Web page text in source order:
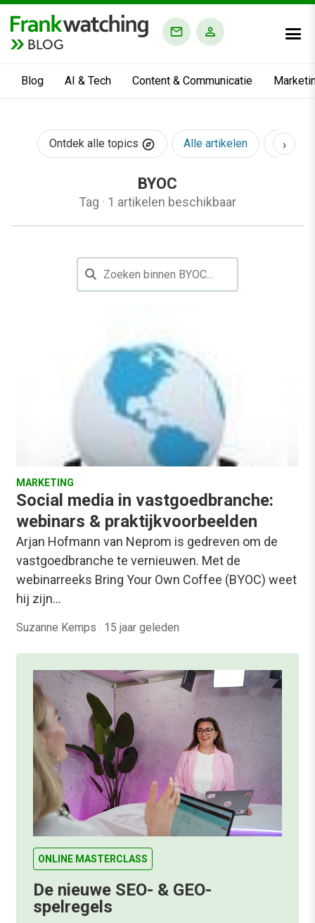
BLOG
Blog AI & Tech Content & Communicatie
Ontdek alle topics Alle artikelen AI &
›
BYOC
Tag · 1 artikelen beschikbaar
MARKETING
Social media in vastgoedbranche:
webinars & praktijkvoorbeelden
Arjan Hofmann van Neprom is gedreven om de
vastgoedbranche te vernieuwen. Met de
webinarreeks Bring Your Own Coffee (BYOC) weet
hij zijn…
Suzanne Kemps · 15 jaar geleden
ONLINE MASTERCLASS
De nieuwe SEO- & GEO-
spelregels